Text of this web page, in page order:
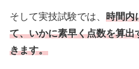
そして実技試験では、 時間内
て、いかに素早く点数を算
きます。